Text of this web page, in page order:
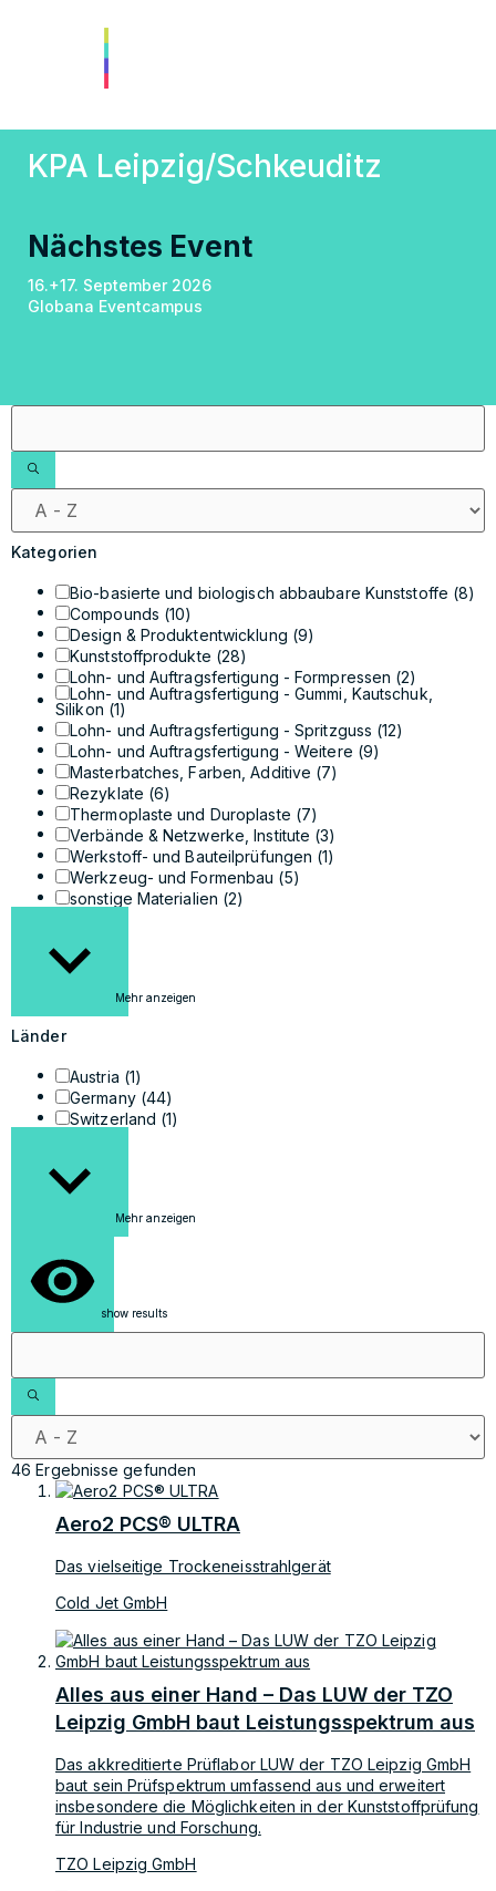
KPA Leipzig/Schkeuditz
Nächstes Event
16.+17. September 2026
Globana Eventcampus
Kategorien
Bio-basierte und biologisch abbaubare Kunststoffe (8)
Compounds (10)
Design & Produktentwicklung (9)
Kunststoffprodukte (28)
Lohn- und Auftragsfertigung - Formpressen (2)
Lohn- und Auftragsfertigung - Gummi, Kautschuk,
Silikon (1)
Lohn- und Auftragsfertigung - Spritzguss (12)
Lohn- und Auftragsfertigung - Weitere (9)
Masterbatches, Farben, Additive (7)
Rezyklate (6)
Thermoplaste und Duroplaste (7)
Verbände & Netzwerke, Institute (3)
Werkstoff- und Bauteilprüfungen (1)
Werkzeug- und Formenbau (5)
sonstige Materialien (2)
Mehr anzeigen
Länder
Austria (1)
Germany (44)
Switzerland (1)
Mehr anzeigen
show results
46 Ergebnisse gefunden
Aero2 PCS® ULTRA
Das vielseitige Trockeneisstrahlgerät
Cold Jet GmbH
Alles aus einer Hand – Das LUW der TZO
Leipzig GmbH baut Leistungsspektrum aus
Das akkreditierte Prüflabor LUW der TZO Leipzig GmbH
baut sein Prüfspektrum umfassend aus und erweitert
insbesondere die Möglichkeiten in der Kunststoffprüfung
für Industrie und Forschung.
TZO Leipzig GmbH